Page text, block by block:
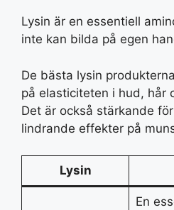
Lysin är en essentiell
inte kan bilda på egen
De bästa lysin
på elasticiteten i hud, hår
Det är också stärkande
lindrande effekter på
Lysin
En